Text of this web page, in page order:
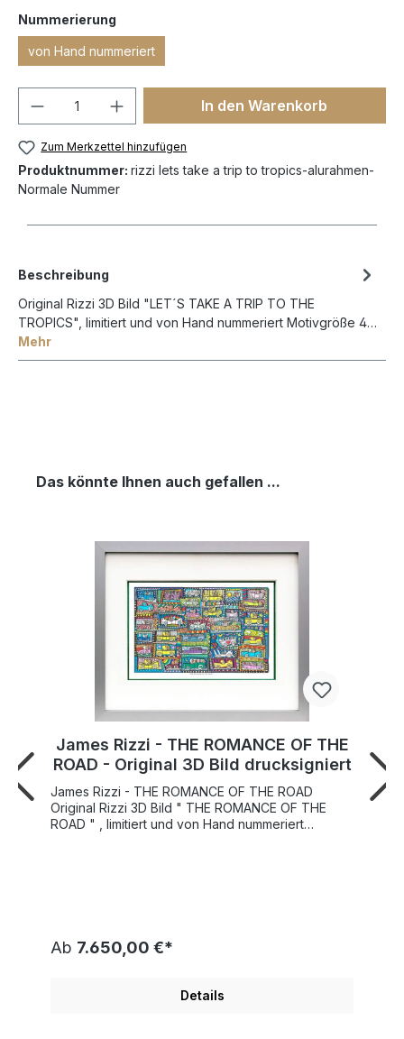
Nummerierung
von Hand nummeriert
In den Warenkorb
Zum Merkzettel hinzufügen
Produktnummer: rizzi lets take a trip to tropics-alurahmen-
Normale Nummer
Beschreibung
Original Rizzi 3D Bild "LET´S TAKE A TRIP TO THE
TROPICS", limitiert und von Hand nummeriert Motivgröße 4…
Mehr
Das könnte Ihnen auch gefallen ...
James Rizzi - THE ROMANCE OF THE
ROAD - Original 3D Bild drucksigniert
James Rizzi - THE ROMANCE OF THE ROAD
Original Rizzi 3D Bild " THE ROMANCE OF THE
ROAD " , limitiert und von Hand nummeriert
erfolgte 2017. Doppel-Passepartout mit farbiger
Bilderrahmen optional wählbar. Kauf
Ab 7.650,00 €*
Details